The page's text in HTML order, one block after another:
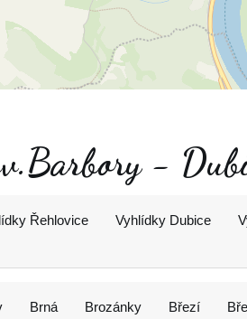
-
Řehlovice Vyhlídky Dubice
Brná Brozánky Březí